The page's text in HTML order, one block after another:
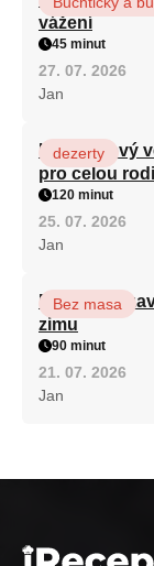
vážení
45 minut
27. 07. 2026
Jan
Karamelový
pro celou
dezerty
120 minut
25. 07. 2026
Jan
Babiččino
zimu
Bez masa
90 minut
21. 07. 2026
Jan